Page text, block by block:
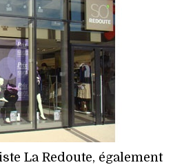
TECH
La Redoute, également